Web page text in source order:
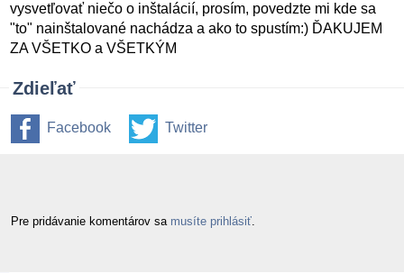
vysvetľovať niečo o inštalácií, prosím, povedzte mi kde sa
"to" nainštalované nachádza a ako to spustím:) ĎAKUJEM
ZA VŠETKO a VŠETKÝM
Zdieľať
Facebook Twitter
Pre pridávanie komentárov sa musíte prihlásiť